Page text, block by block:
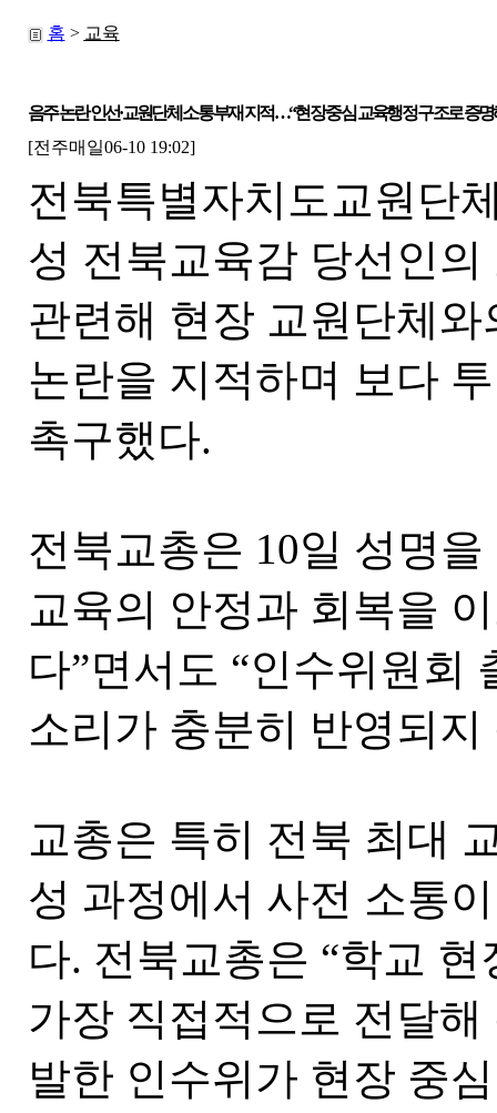
홈 > 교육
음주 논란 인선·교원단체 소통 부재 지적…“현장 중심 교육행정 구조로 증명
[전주매일06-10 19:02]
전북특별자치도교원단
성 전북교육감 당선인
관련해 현장 교원단체
논란을 지적하며 보다
촉구했다.
전북교총은 10일 성명
교육의 안정과 회복을
다”면서도 “인수위원회
소리가 충분히 반영되
교총은 특히 전북 최대
성 과정에서 사전 소통
다. 전북교총은 “학교
가장 직접적으로 전달
발한 인수위가 현장 중